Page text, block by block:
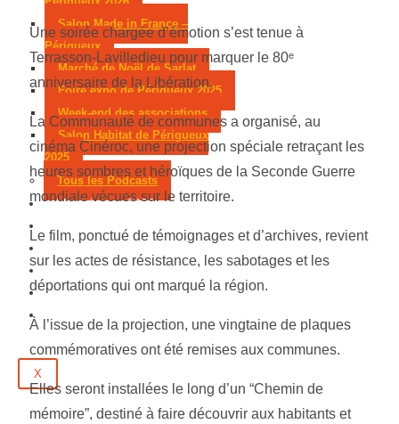
Salon Made in France –
Périgueux
Marché de Noël de Sarlat
Foire expo de Périgueux 2025
Week-end des associations
Salon Habitat de Périgueux
2025
Tous les Podcasts
Municipales 2026
Partenaires
Emploi
Évènements
X
Une soirée chargée d’émotion s’est tenue à
Terrasson-Lavilledieu pour marquer le 80ᵉ
anniversaire de la Libération.
La Communauté de communes a organisé, au
cinéma Cinéroc, une projection spéciale retraçant les
heures sombres et héroïques de la Seconde Guerre
mondiale vécues sur le territoire.
Le film, ponctué de témoignages et d’archives, revient
sur les actes de résistance, les sabotages et les
déportations qui ont marqué la région.
À l’issue de la projection, une vingtaine de plaques
commémoratives ont été remises aux communes.
Elles seront installées le long d’un “Chemin de
mémoire”, destiné à faire découvrir aux habitants et